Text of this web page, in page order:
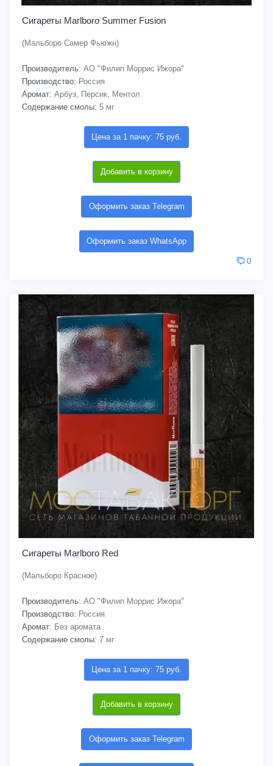
Сигареты Marlboro Summer Fusion
(Мальборо Самер Фьюжн)
Производитель: АО "Филип Моррис Ижора"
Производство: Россия
Аромат: Арбуз, Персик, Ментол
Содержание смолы: 5 мг
Цена за 1 пачку: 75 руб.
Добавить в корзину
Оформить заказ Telegram
Оформить заказ WhatsApp
0
Сигареты Marlboro Red
(Мальборо Красное)
Производитель: АО "Филип Моррис Ижора"
Производство: Россия
Аромат: Без аромата
Содержание смолы: 7 мг
Цена за 1 пачку: 75 руб.
Добавить в корзину
Оформить заказ Telegram